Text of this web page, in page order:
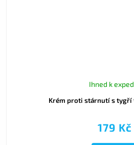
Krém proti stárnutí s tygří
Ihned k
179 Kč